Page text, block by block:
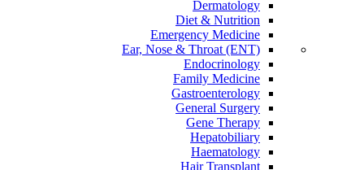
Dermatology
Diet & Nutrition
Emergency Medicine
Ear, Nose & Throat (ENT)
Endocrinology
Family Medicine
Gastroenterology
General Surgery
Gene Therapy
Hepatobiliary
Haematology
Hair Transplant